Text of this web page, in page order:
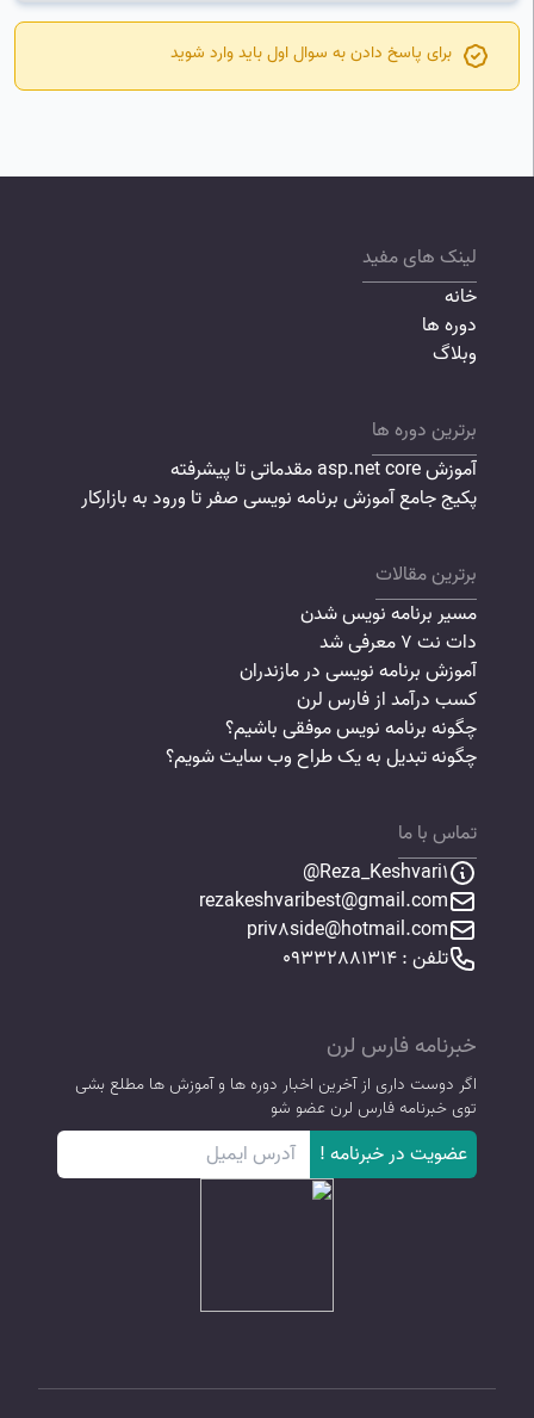
برای پاسخ دادن به سوال اول بایدوارد شوید
لینک های مفید
خانه
دوره ها
وبلاگ
برترین دوره ها
آموزش asp.net core مقدماتی تا پیشرفته
پکیج جامع آموزش برنامه نویسی صفر تا ورود به بازارکار
برترین مقالات
مسیر برنامه نویس شدن
دات نت 7 معرفی شد
آموزش برنامه نویسی در مازندران
کسب درآمد از فارس لرن
چگونه برنامه نویس موفقی باشیم؟
چگونه تبدیل به یک طراح وب سایت شویم؟
تماس با ما
Reza_Keshvari1@
rezakeshvaribest@gmail.com
priv8side@hotmail.com
تلفن : 09332881314
خبرنامه فارس لرن
اگر دوست داری از آخرین اخبار دوره ها و آموزش ها مطلع بشی
توی خبرنامه فارس لرن عضو شو
عضویت در خبرنامه !